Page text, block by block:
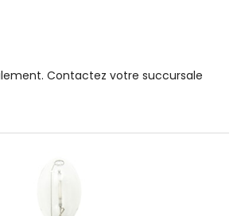
Contactez votre succursale